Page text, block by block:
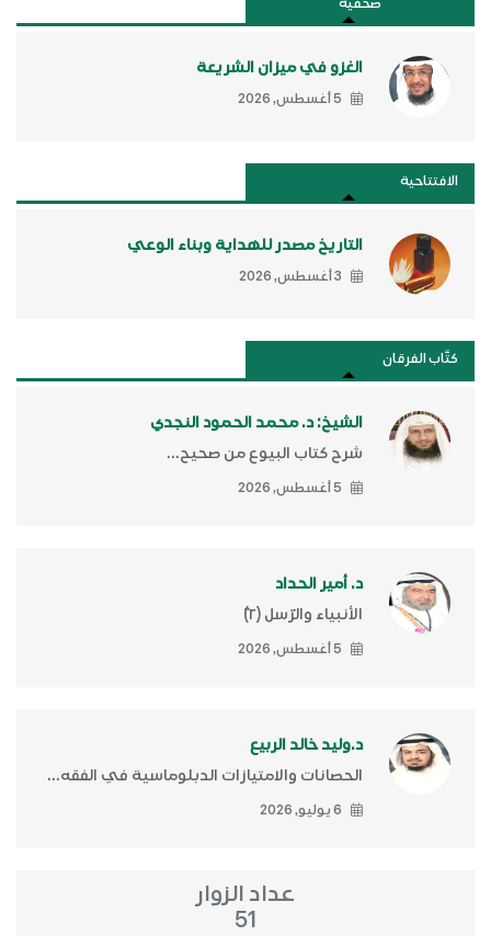
صحفية
الغزو في ميزان الشريعة
5 أغسطس, 2026
الافتتاحية
التاريخ مصدر للهداية وبناء الوعي
3 أغسطس, 2026
كتَّاب الفرقان
الشيخ: د. محمد الحمود النجدي
شرح كتاب البيوع من صحيح...
5 أغسطس, 2026
د. أمير الحداد
الأنبياء والرّسل (٢)ّ
5 أغسطس, 2026
د.وليد خالد الربيع
الحصانات والامتيازات الدبلوماسية في الفقه...
6 يوليو, 2026
عداد الزوار
51